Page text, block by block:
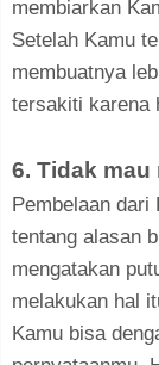
membiarkan
Setelah Kamu
membuatnya
tersakiti karena
6. Tidak mau
Pembelaan dari
tentang alasan
mengatakan
melakukan hal
Kamu bisa